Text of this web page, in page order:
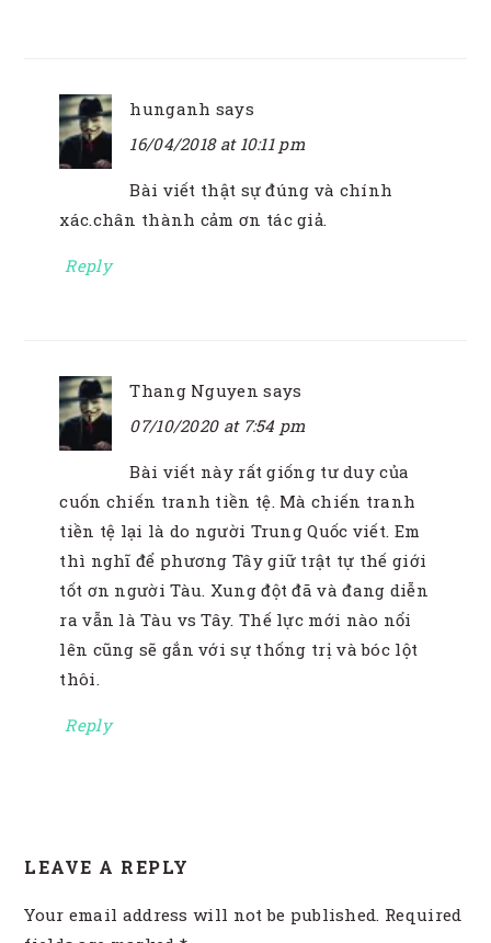
hunganh says
16/04/2018 at 10:11 pm
Bài viết thật sự đúng và chính
xác.chân thành cảm ơn tác giả.
Reply
Thang Nguyen says
07/10/2020 at 7:54 pm
Bài viết này rất giống tư duy của
cuốn chiến tranh tiền tệ. Mà chiến tranh
tiền tệ lại là do người Trung Quốc viết. Em
thì nghĩ để phương Tây giữ trật tự thế giới
tốt ơn người Tàu. Xung đột đã và đang diễn
ra vẫn là Tàu vs Tây. Thế lực mới nào nổi
lên cũng sẽ gắn với sự thống trị và bóc lột
thôi.
Reply
LEAVE A REPLY
Your email address will not be published. Required